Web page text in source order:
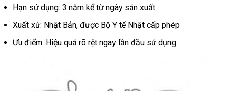
Hạn sử dụng: 3 năm kể từ ngày sản xuất
Xuất xứ: Nhật Bản, được Bộ Y tế Nhật cấp phép
Ưu điểm: Hiệu quả rõ rệt ngay lần đầu sử dụng